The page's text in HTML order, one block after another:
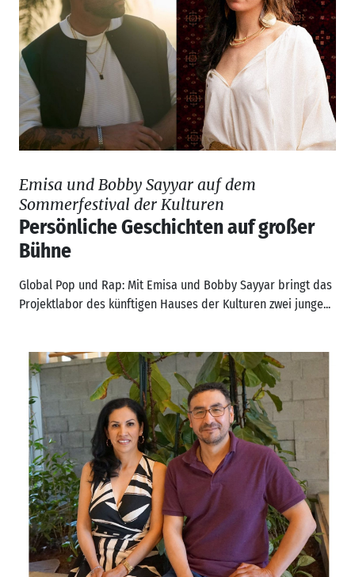
Emisa und Bobby Sayyar auf dem
Sommerfestival der Kulturen
Persönliche Geschichten auf großer
Bühne
Global Pop und Rap: Mit Emisa und Bobby Sayyar bringt das
Projektlabor des künftigen Hauses der Kulturen zwei junge...